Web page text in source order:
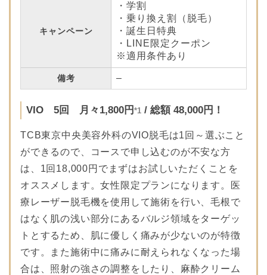
キャンペーン
・学割
・乗り換え割（脱毛）
・誕生日特典
・LINE限定クーポン
※適用条件あり
備考 –
VIO 5回 月々1,800円 *1 / 総額 48,000円！
TCB東京中央美容外科のVIO脱毛は1回～選ぶこと
ができるので、コースで申し込むのが不安な方
は、1回18,000円でまずはお試しいただくことを
オススメします。女性限定プランになります。医
療レーザー脱毛機を使用して施術を行い、毛根で
はなく肌の浅い部分にあるバルジ領域をターゲッ
トとするため、肌に優しく痛みが少ないのが特徴
です。また施術中に痛みに耐えられなくなった場
合は、照射の強さの調整をしたり、麻酔クリーム